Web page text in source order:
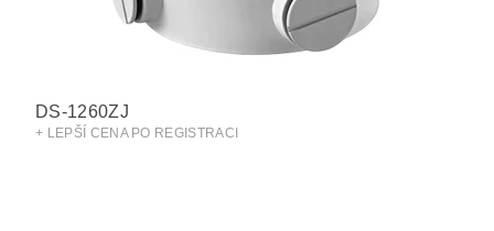
DS-1260ZJ
+ LEPŠÍ CENA PO REGISTRACI